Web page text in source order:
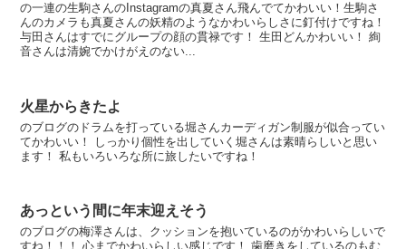
の一連の生駒さんのInstagramの真夏さん飛んでてかわいい！生駒さ
んのカメラも真夏さんの妖精のようなかわいらしさに釘付けですね！
与田さんはすでにグループの顔の貫禄です！ 生田どんかわいい！ 絢
音さんは清婉でかけがえのない...
火星からきたよ
のブログのドラムを打っている堀さんカーディガン制服が似合ってい
てかわいい！ しっかり個性を出していく堀さんは素晴らしいと思い
ます！ 私もいろいろな所に旅したいですね！
あっという間に年末迎えそう
のブログの梅澤さんは、クッションを抱いているのがかわいらしいで
すね！！！ 心までかわいらしい感じです！ 歯磨きをしているのもむ